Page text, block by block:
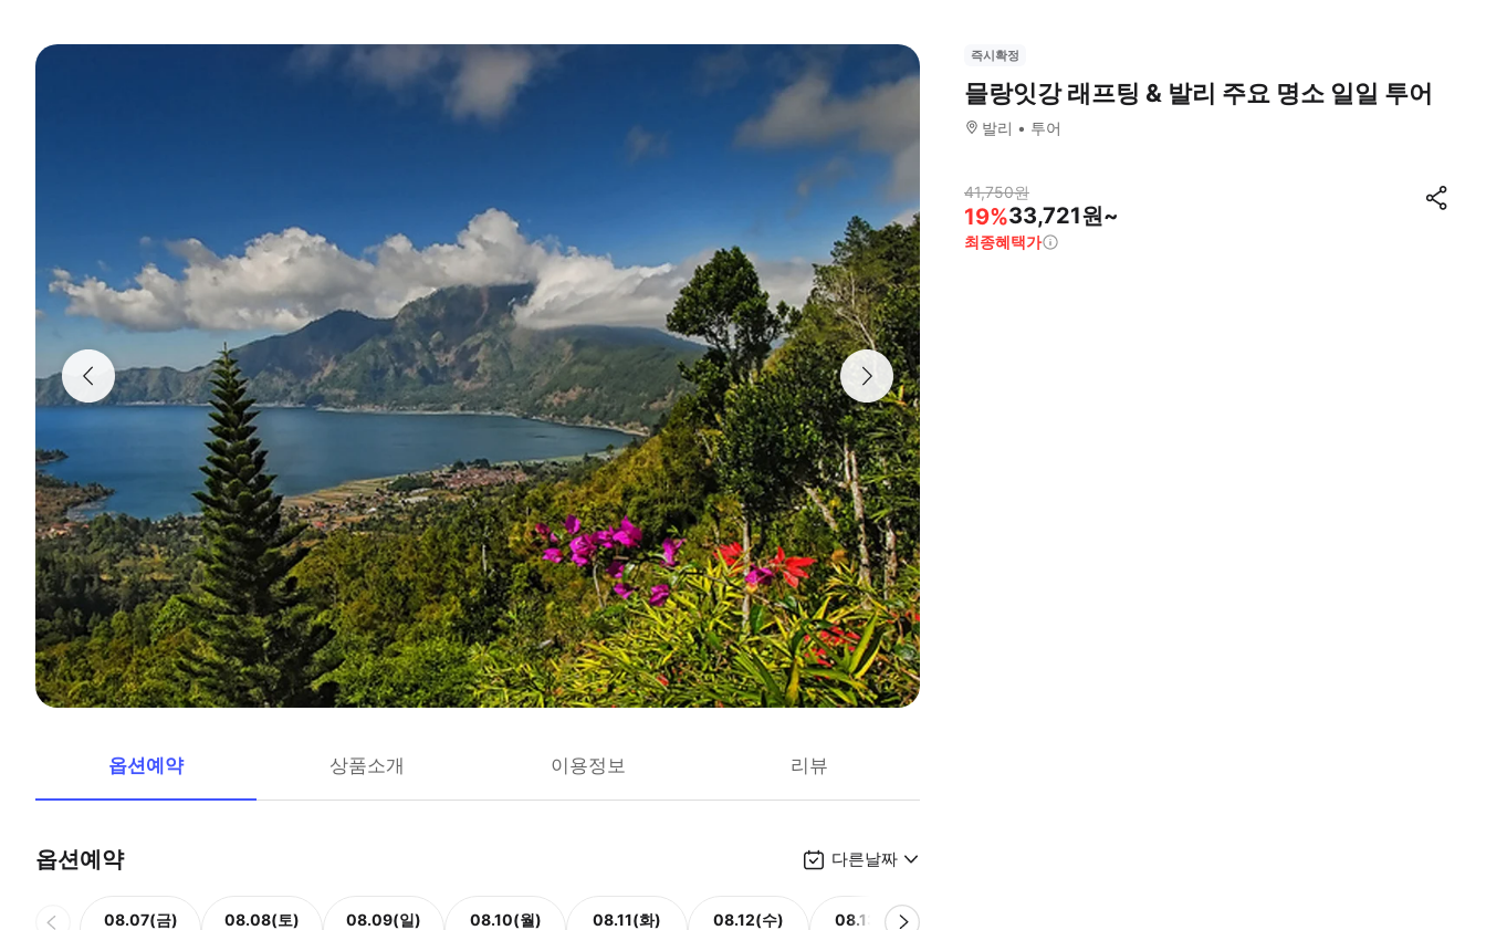
옵션예약 상품소개 이용정보 리뷰
옵션예약 다른날짜
08.07(금) 08.08(토) 08.09(일) 08.10(월) 08.11(화) 08.12(수) 08.13(목)
즉시확정
믈랑잇강 래프팅 & 발리 주요 명소 일일 투어
발리 투어
41,750원
19%33,721원~
최종혜택가